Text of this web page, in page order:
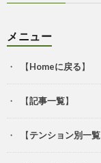
メニュー
【Homeに戻る】
【記事一覧】
【テンション別一覧